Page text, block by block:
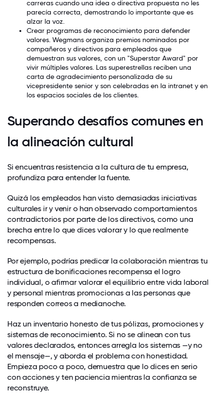
carreras cuando una idea o directiva propuesta no les
parecía correcta, demostrando lo importante que es
alzar la voz.
Crear programas de reconocimiento para defender
valores. Wegmans organiza premios nominados por
compañeros y directivos para empleados que
demuestran sus valores, con un "Superstar Award" por
vivir múltiples valores. Las superestrellas reciben una
carta de agradecimiento personalizada de su
vicepresidente senior y son celebradas en la intranet y en
los espacios sociales de los clientes.
Superando desafíos comunes en
la alineación cultural
Si encuentras resistencia a la cultura de tu empresa,
profundiza para entender la fuente.
Quizá los empleados han visto demasiadas iniciativas
culturales ir y venir o han observado comportamientos
contradictorios por parte de los directivos, como una
brecha entre lo que dices valorar y lo que realmente
recompensas.
Por ejemplo, podrías predicar la colaboración mientras tu
estructura de bonificaciones recompensa el logro
individual, o afirmar valorar el equilibrio entre vida laboral
y personal mientras promocionas a las personas que
responden correos a medianoche.
Haz un inventario honesto de tus pólizas, promociones y
sistemas de reconocimiento. Si no se alinean con tus
valores declarados, entonces arregla los sistemas —y no
el mensaje—, y aborda el problema con honestidad.
Empieza poco a poco, demuestra que lo dices en serio
con acciones y ten paciencia mientras la confianza se
reconstruye.